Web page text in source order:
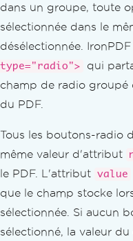
dans un groupe, toute
sélectionnée dans le
désélectionnée.
type="radio">
qui
champ de radio groupé
du PDF.
Tous les boutons-radio
même valeur d'attribut
le PDF. L'attribut value
que le champ stocke
sélectionnée. Si aucun
sélectionné, la valeur